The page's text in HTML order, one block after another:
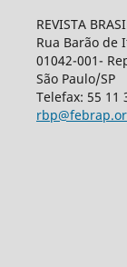
REVISTA
Rua Barão de
01042-001-
São Paulo/SP
Telefax: 55 11